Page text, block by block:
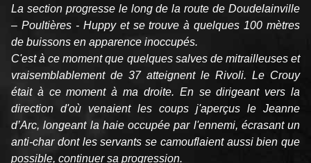
La section progresse le long de la route de Doudelainville
– Poultières - Huppy et se trouve à quelques 100 mètres
de buissons en apparence inoccupés.
C'est à ce moment que quelques salves de mitrailleuses et
vraisemblablement de 37 atteignent le Rivoli. Le Crouy
était à ce moment à ma droite. En se dirigeant vers la
direction d'où venaient les coups j'aperçus le Jeanne
d’Arc, longeant la haie occupée par l'ennemi, écrasant un
anti-char dont les servants se camouflaient aussi bien que
possible, continuer sa progression.